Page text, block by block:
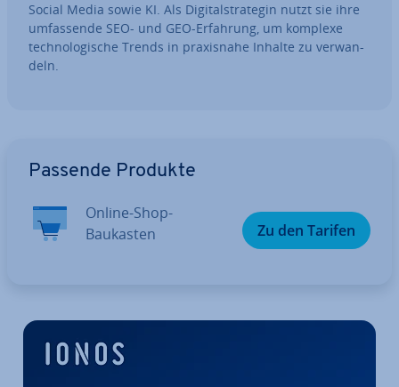
Social Media sowie KI. Als Di­gi­tal­stra­te­gin nutzt sie ihre
um­fas­sen­de SEO- und GEO-Erfahrung, um komplexe
tech­no­lo­gi­sche Trends in pra­xis­na­he Inhalte zu ver­wan­
deln.
Passende Produkte
Online-Shop-
Baukasten
Zu den Tarifen